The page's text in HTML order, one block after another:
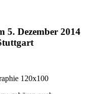
5. Dezember 2014
120x100